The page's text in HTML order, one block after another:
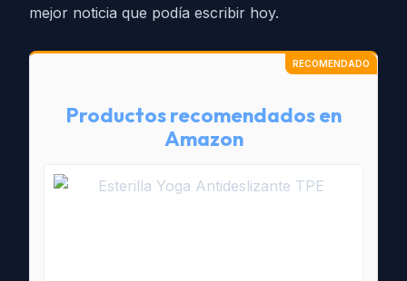
mejor noticia que podía escribir hoy.
Productos recomendados en
Amazon